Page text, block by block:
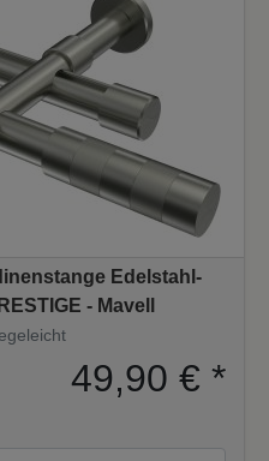
Edelstahl-
- Mavell
49,90 € *